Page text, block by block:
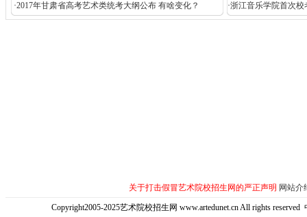
·2017年甘肃省高考艺术类统考大纲公布 有啥变化？
·浙江音乐学院首次校
关于打击假冒艺术院校招生网的严正声明 网站介
Copyright2005-2025艺术院校招生网 www.artedunet.cn All rights reserved